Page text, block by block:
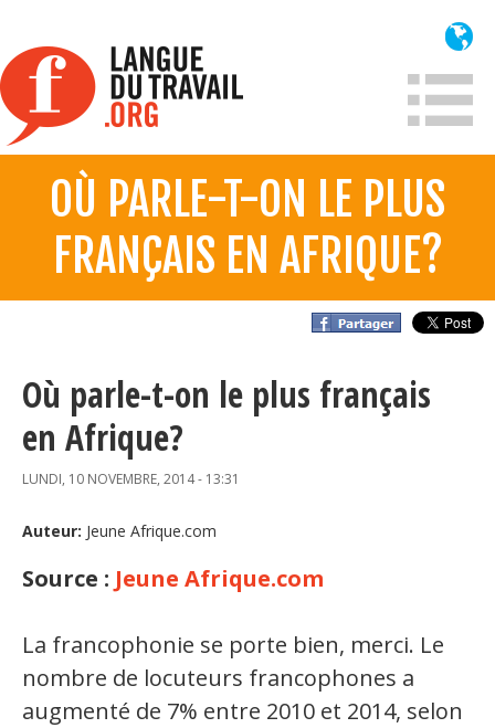
contenu
principal
À propos
Qui sommes-nous?
Historique
Information
Lois et jurisprudence
Organismes de la langue française
Organismes de la langue française
Francophonie internationale
Expressions et jeux de lettres
OÙ PARLE-T-ON LE PLUS
FRANÇAIS EN AFRIQUE?
Où parle-t-on le plus français
en Afrique?
LUNDI, 10 NOVEMBRE, 2014 - 13:31
Auteur: Jeune Afrique.com
Source : Jeune Afrique.com
La francophonie se porte bien, merci. Le
nombre de locuteurs francophones a
augmenté de 7% entre 2010 et 2014, selon